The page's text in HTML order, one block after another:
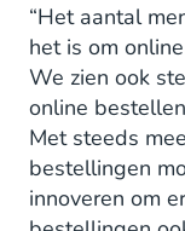
“Het aantal
het is om
We zien ook
online
Met steeds
bestellingen
innoveren om